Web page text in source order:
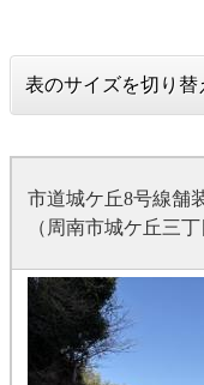
表のサイズを切り替
市道城ケ丘8号線舗
（周南市城ケ丘三丁